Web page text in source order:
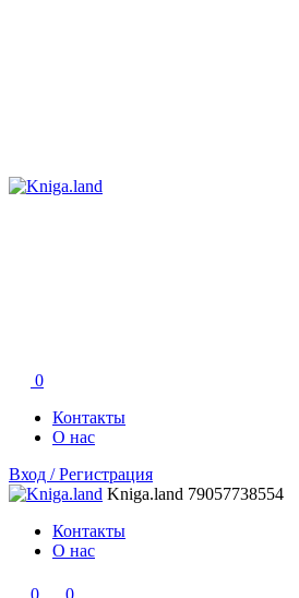
0
Контакты
О нас
Вход / Регистрация
Kniga.land 79057738554
Контакты
О нас
0 0